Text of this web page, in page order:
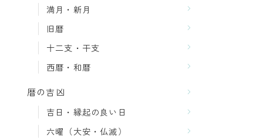
満月・新月
旧暦
十二支・干支
西暦・和暦
暦の吉凶
吉日・縁起の良い日
六曜（大安・仏滅）